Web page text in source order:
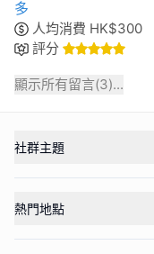
多
人均消費 HK$300
評分
顯示所有留言(3)...
社群主題
熱門地點